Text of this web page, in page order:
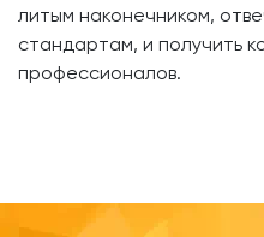
литым наконечником,
стандартам, и получить
профессионалов.